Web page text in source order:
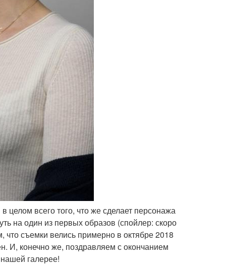
целом всего того, что же сделает персонажа
на один из первых образов (спойлер: скоро
съемки велись примерно в октябре 2018
И, конечно же, поздравляем с окончанием
галерее!